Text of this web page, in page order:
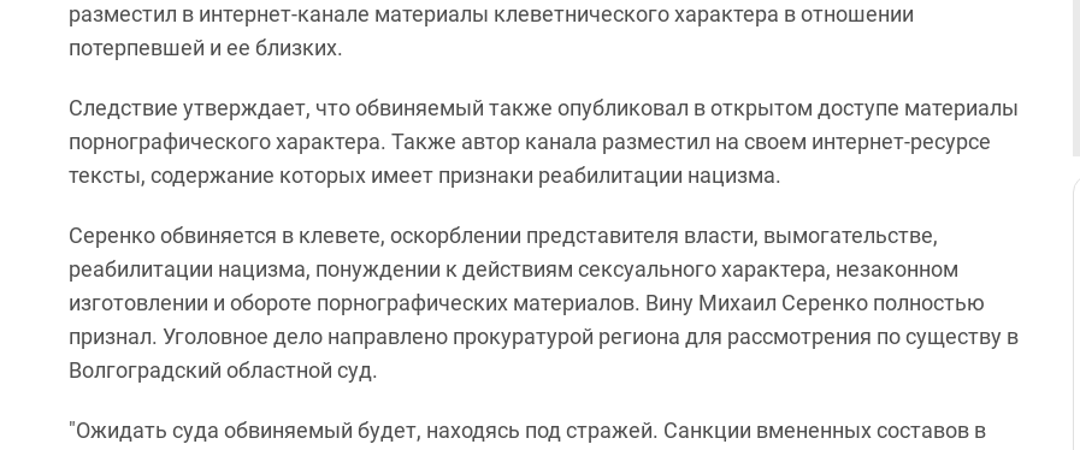
разместил в интернет-канале материалы клеветнического характера в отношении
потерпевшей и ее близких.
Следствие утверждает, что обвиняемый также опубликовал в открытом доступе материалы
порнографического характера. Также автор канала разместил на своем интернет-ресурсе
тексты, содержание которых имеет признаки реабилитации нацизма.
Серенко обвиняется в клевете, оскорблении представителя власти, вымогательстве,
реабилитации нацизма, понуждении к действиям сексуального характера, незаконном
изготовлении и обороте порнографических материалов. Вину Михаил Серенко полностью
признал. Уголовное дело направлено прокуратурой региона для рассмотрения по существу в
Волгоградский областной суд.
"Ожидать суда обвиняемый будет, находясь под стражей. Санкции вмененных составов в